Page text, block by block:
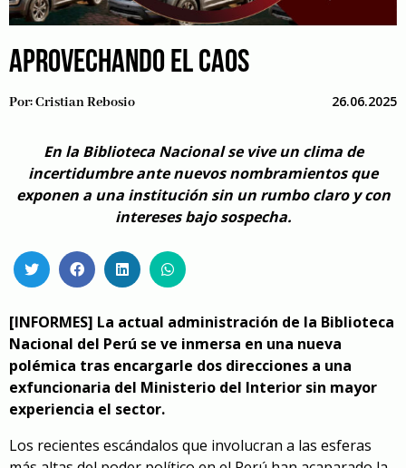
APROVECHANDO EL CAOS
Por:Cristian Rebosio 26.06.2025
En la Biblioteca Nacional se vive un clima de
incertidumbre ante nuevos nombramientos que
exponen a una institución sin un rumbo claro y con
intereses bajo sospecha.
[INFORMES] La actual administración de la Biblioteca
Nacional del Perú se ve inmersa en una nueva
polémica tras encargarle dos direcciones a una
exfuncionaria del Ministerio del Interior sin mayor
experiencia el sector.
Los recientes escándalos que involucran a las esferas